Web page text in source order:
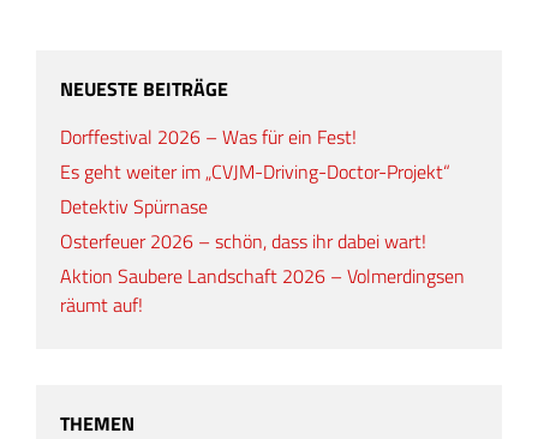
NEUESTE BEITRÄGE
Dorffestival 2026 – Was für ein Fest!
Es geht weiter im „CVJM-Driving-Doctor-Projekt“
Detektiv Spürnase
Osterfeuer 2026 – schön, dass ihr dabei wart!
Aktion Saubere Landschaft 2026 – Volmerdingsen
räumt auf!
THEMEN